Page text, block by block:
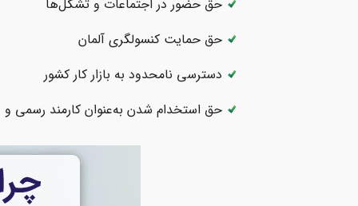
حق حضور در اجتماعات و تشکل‌ها
حق حمایت کنسولگری آلمان
دسترسی نامحدود به بازار کار کشور
حق استخدام شدن به‌عنوان کارمند رسمی و